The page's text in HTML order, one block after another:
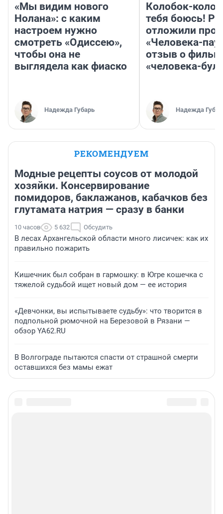
«Мы видим нового
Нолана»: с каким
настроем нужно
смотреть «Одиссею»,
чтобы она не
выглядела как фиаско
Надежда Губарь
Колобок-
тебя боюсь!
отложили
«Человека-
отзыв о
«человека-
Надежда
РЕКОМЕНДУЕМ
Модные рецепты соусов от молодой
хозяйки. Консервирование
помидоров, баклажанов, кабачков без
глутамата натрия — сразу в банки
10 часов 5 632 Обсудить
В лесах Архангельской области много лисичек: как их
правильно пожарить
Кишечник был собран в гармошку: в Югре кошечка с
тяжелой судьбой ищет новый дом — ее история
«Девчонки, вы испытываете судьбу»: что творится в
подпольной рюмочной на Березовой в Рязани —
обзор YA62.RU
В Волгограде пытаются спасти от страшной смерти
оставшихся без мамы ежат